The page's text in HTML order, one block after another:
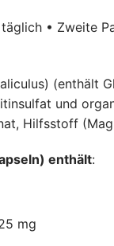
• Zweite
(enthält
und
Hilfsstoff
enthält:
mg